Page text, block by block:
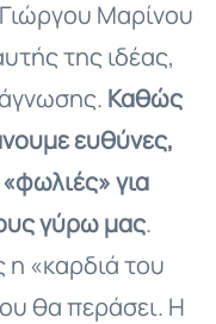
Μαρίνου
της ιδέας,
Καθώς
ευθύνες,
για
γύρω μας.
η «καρδιά του
θα περάσει. Η